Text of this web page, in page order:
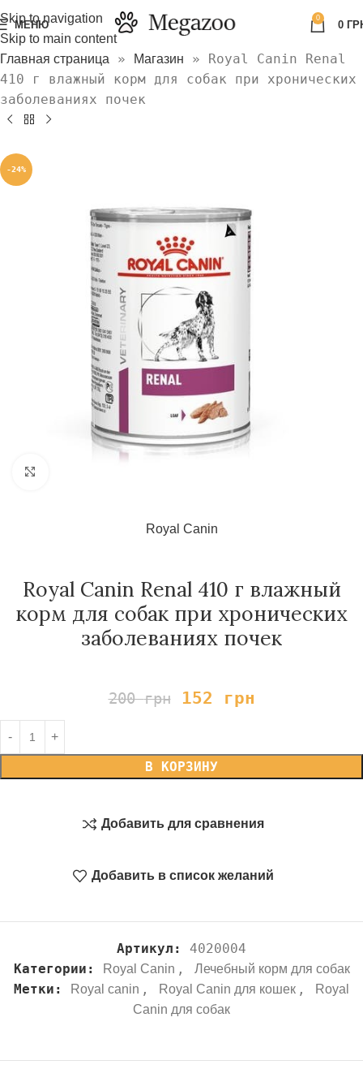
Skip to navigation
Skip to main content
МЕНЮ
0
0
Главная страница » Магазин » Royal Canin Renal
410 г влажный корм для собак при хронических
заболеваниях почек
-24%
Royal Canin
Royal Canin Renal 410 г влажный
корм для собак при хронических
заболеваниях почек
200грн 152 грн
В КОРЗИНУ
Добавить для сравнения
Добавить в список желаний
Артикул: 4020004
Категории:
Royal Canin , Лечебный корм для собак
Метки: Royal canin , Royal Canin для кошек ,
Royal
Canin для собак